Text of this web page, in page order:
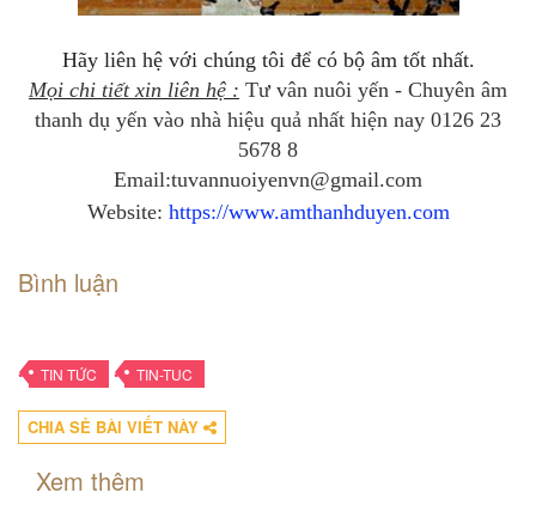
Hãy liên hệ với chúng tôi để có bộ âm tốt nhất.
Mọi chi tiết xin liên hệ : Tư vân nuôi yến - Chuyên âm
thanh dụ yến vào nhà hiệu quả nhất hiện nay 0126 23
5678 8
Email:tuvannuoiyenvn@gmail.com
Website: https://www.amthanhduyen.com
Bình luận
• TIN TỨC • TIN-TUC
CHIA SẺ BÀI VIẾT NÀY
Xem thêm